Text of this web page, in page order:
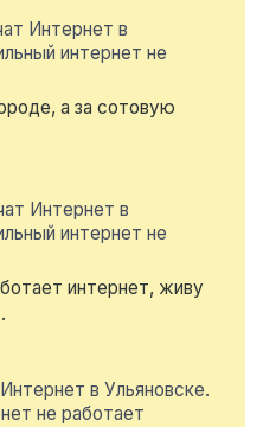
Интернет в
интернет не
а за сотовую
Интернет в
интернет не
интернет, живу
в Ульяновске.
не работает